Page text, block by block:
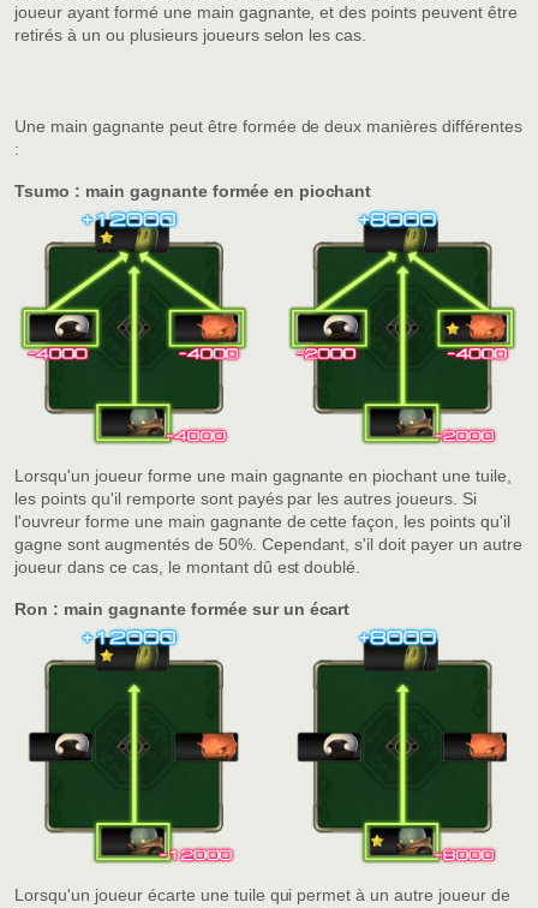
joueur ayant formé une main gagnante, et des points peuvent être
retirés à un ou plusieurs joueurs selon les cas.
Une main gagnante peut être formée de deux manières différentes
:
Tsumo : main gagnante formée en piochant
Lorsqu'un joueur forme une main gagnante en piochant une tuile,
les points qu'il remporte sont payés par les autres joueurs. Si
l'ouvreur forme une main gagnante de cette façon, les points qu'il
gagne sont augmentés de 50%. Cependant, s'il doit payer un autre
joueur dans ce cas, le montant dû est doublé.
Ron : main gagnante formée sur un écart
Lorsqu'un joueur écarte une tuile qui permet à un autre joueur de